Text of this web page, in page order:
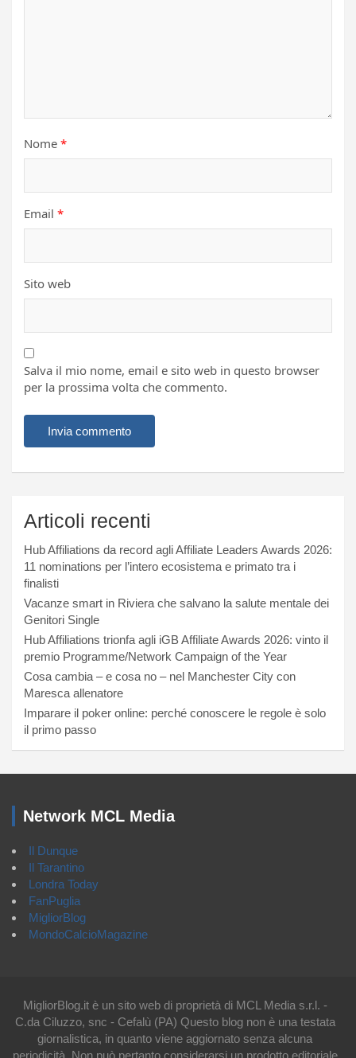
Nome *
Email *
Sito web
Salva il mio nome, email e sito web in questo browser
per la prossima volta che commento.
Articoli recenti
Hub Affiliations da record agli Affiliate Leaders Awards 2026:
11 nominations per l’intero ecosistema e primato tra i
finalisti
Vacanze smart in Riviera che salvano la salute mentale dei
Genitori Single
Hub Affiliations trionfa agli iGB Affiliate Awards 2026: vinto il
premio Programme/Network Campaign of the Year
Cosa cambia – e cosa no – nel Manchester City con
Maresca allenatore
Imparare il poker online: perché conoscere le regole è solo
il primo passo
Network MCL Media
Il Dunque
Il Tarantino
Londra Today
FanPuglia
MigliorBlog
MondoCalcioMagazine
MigliorBlog.it è un sito web di proprietà di MCL Media s.r.l. -
C.da Ciluzzo, snc - Cefalù (PA) Questo blog non è una testata
giornalistica, in quanto viene aggiornato senza alcuna
periodicità. Non può pertanto considerarsi un prodotto editoriale